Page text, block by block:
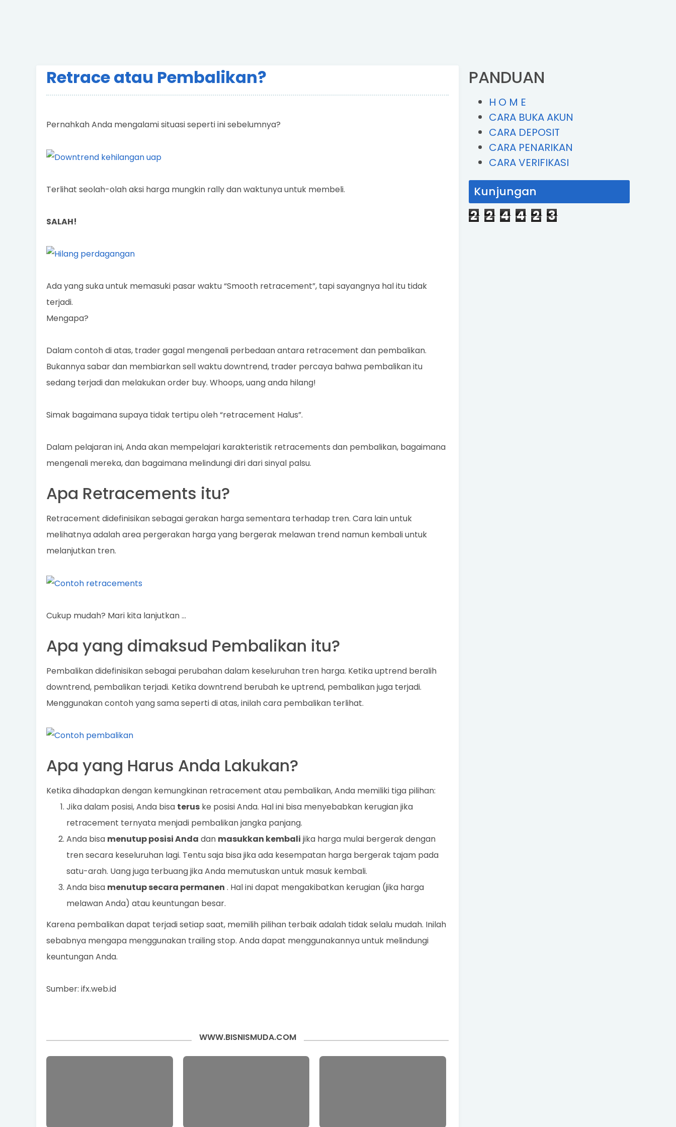
Retrace atau Pembalikan?
Pernahkah Anda mengalami situasi seperti ini sebelumnya?
Terlihat seolah-olah aksi harga mungkin rally dan waktunya untuk membeli.
SALAH!
Ada yang suka untuk memasuki pasar waktu “Smooth retracement”, tapi sayangnya hal itu tidak
terjadi.
Mengapa?
Dalam contoh di atas, trader gagal mengenali perbedaan antara retracement dan pembalikan.
Bukannya sabar dan membiarkan sell waktu downtrend, trader percaya bahwa pembalikan itu
sedang terjadi dan melakukan order buy. Whoops, uang anda hilang!
Simak bagaimana supaya tidak tertipu oleh “retracement Halus”.
Dalam pelajaran ini, Anda akan mempelajari karakteristik retracements dan pembalikan, bagaimana
mengenali mereka, dan bagaimana melindungi diri dari sinyal palsu.
Apa Retracements itu?
Retracement didefinisikan sebagai gerakan harga sementara terhadap tren. Cara lain untuk
melihatnya adalah area pergerakan harga yang bergerak melawan trend namun kembali untuk
melanjutkan tren.
Cukup mudah? Mari kita lanjutkan …
Apa yang dimaksud Pembalikan itu?
Pembalikan didefinisikan sebagai perubahan dalam keseluruhan tren harga. Ketika uptrend beralih
downtrend, pembalikan terjadi. Ketika downtrend berubah ke uptrend, pembalikan juga terjadi.
Menggunakan contoh yang sama seperti di atas, inilah cara pembalikan terlihat.
Apa yang Harus Anda Lakukan?
Ketika dihadapkan dengan kemungkinan retracement atau pembalikan, Anda memiliki tiga pilihan:
Jika dalam posisi, Anda bisa terus ke posisi Anda. Hal ini bisa menyebabkan kerugian jika
retracement ternyata menjadi pembalikan jangka panjang.
Anda bisa menutup posisi Anda dan masukkan kembali jika harga mulai bergerak dengan
tren secara keseluruhan lagi. Tentu saja bisa jika ada kesempatan harga bergerak tajam pada
satu-arah. Uang juga terbuang jika Anda memutuskan untuk masuk kembali.
Anda bisa menutup secara permanen . Hal ini dapat mengakibatkan kerugian (jika harga
melawan Anda) atau keuntungan besar.
Karena pembalikan dapat terjadi setiap saat, memilih pilihan terbaik adalah tidak selalu mudah. Inilah
sebabnya mengapa menggunakan trailing stop. Anda dapat menggunakannya untuk melindungi
keuntungan Anda.
Sumber: ifx.web.id
WWW.BISNISMUDA.COM
PANDUAN
H O M E
CARA BUKA AKUN
CARA DEPOSIT
CARA PENARIKAN
CARA VERIFIKASI
Kunjungan
2 2 4 4 2 3